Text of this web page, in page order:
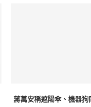
蔣萬安稱遮陽傘、機器狗